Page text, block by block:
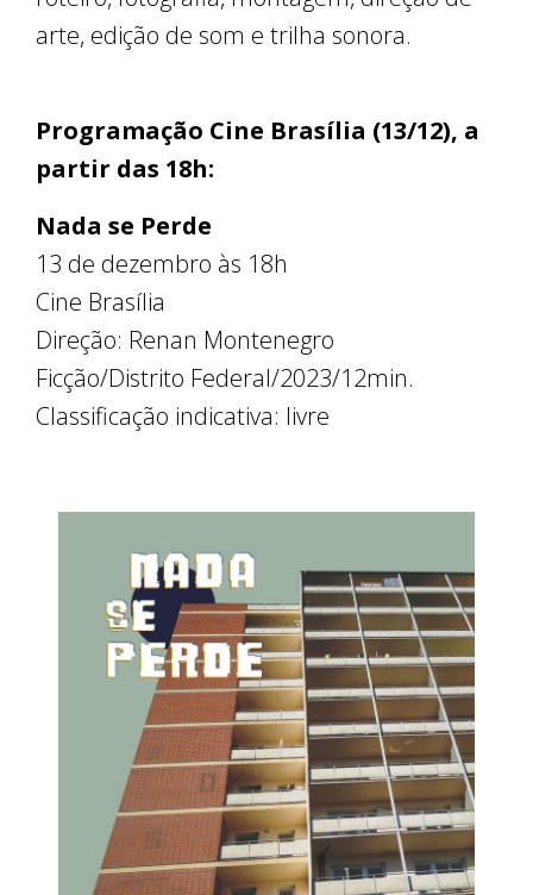
arte, edição de som e trilha sonora.
Programação Cine Brasília (13/12), a
partir das 18h:
Nada se Perde
13 de dezembro às 18h
Cine Brasília
Direção: Renan Montenegro
Ficção/Distrito Federal/2023/12min.
Classificação indicativa: livre